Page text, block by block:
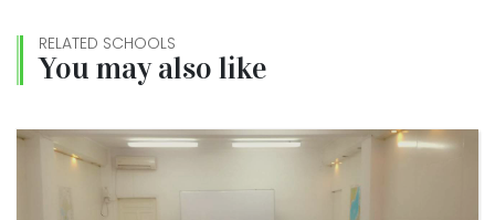
RELATED SCHOOLS
You may also like